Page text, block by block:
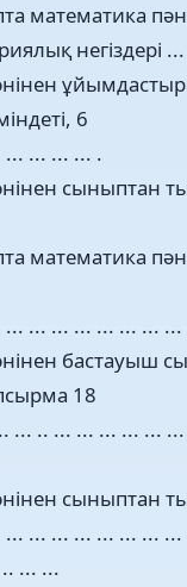
математика
негіздері
6
... ... ... ... .
сыныптан
математика
... ... ... ... ... ... ...
бастауыш
18
... .. ... ... ... ... ...
сыныптан
... ... ... ... ... ... ...
... ...